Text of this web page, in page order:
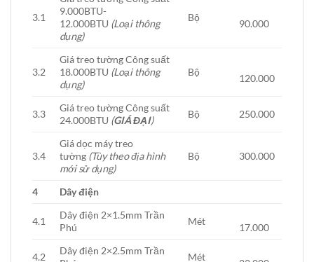
3.1
9.000BTU-
12.000BTU (Loại thông
dụng)
Bộ
90.000
3.2
Giá treo tường Công suất
18.000BTU (Loại thông
dụng)
Bộ
120.000
3.3
Giá treo tường Công suất
24.000BTU (GIÁ ĐẠI)
Bộ 250.000
3.4
Giá dọc máy treo
tường (Tùy theo địa hình
mới sử dụng)
Bộ 300.000
4 Dây điện
4.1
Dây điện 2×1.5mm Trần
Phú
Mét
17.000
4.2
Dây điện 2×2.5mm Trần
Mét